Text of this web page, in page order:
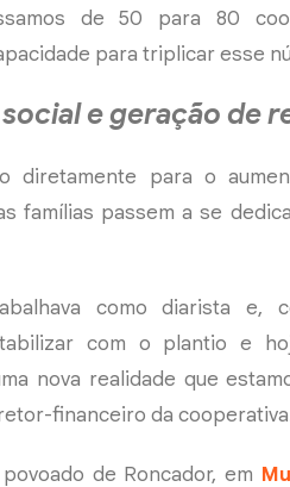
de 50 para 80
para triplicar esse
e geração de
diretamente para o
famílias passem a se
como diarista e,
com o plantio e
nova realidade que
financeiro da
de Roncador, em